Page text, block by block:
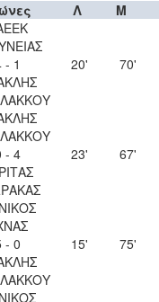
Λ Μ
- 1
20' 70'
- 4
23' 67'
- 0
15' 75'